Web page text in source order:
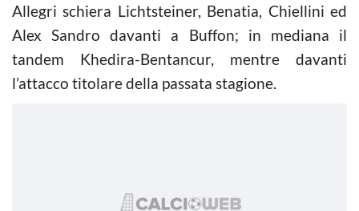
Allegri schiera Lichtsteiner, Benatia, Chiellini ed
Alex Sandro davanti a Buffon; in mediana il
tandem Khedira-Bentancur, mentre davanti
l’attacco titolare della passata stagione.